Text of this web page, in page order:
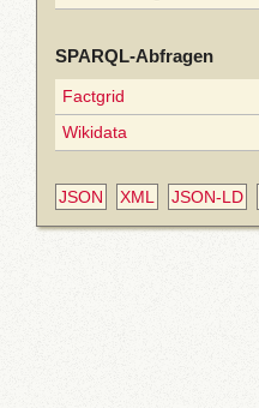
SPARQL-Abfragen
Factgrid
Wikidata
JSON XML JSON-LD